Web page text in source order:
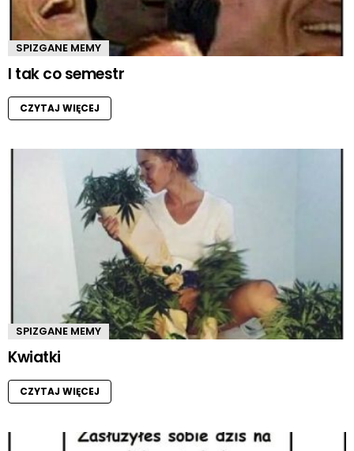
SPIZGANE MEMY
I tak co semestr
CZYTAJ WIĘCEJ
SPIZGANE MEMY
Kwiatki
CZYTAJ WIĘCEJ